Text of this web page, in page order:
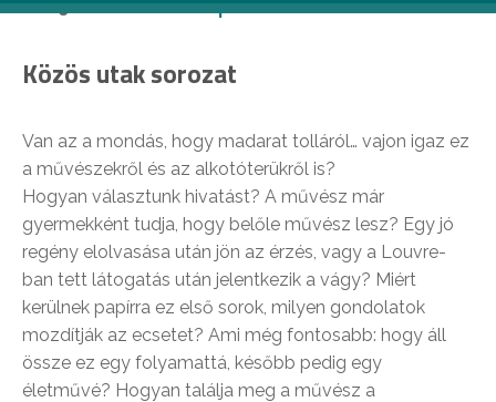
és 23-a között aBudapest Art Weeken.
Közös utak sorozat
Van az a mondás, hogy madarat tolláról… vajon igaz ez
a művészekről és az alkotóterükről is?
Hogyan választunk hivatást? A művész már
gyermekként tudja, hogy belőle művész lesz? Egy jó
regény elolvasása után jön az érzés, vagy a Louvre-
ban tett látogatás után jelentkezik a vágy? Miért
kerülnek papírra ez első sorok, milyen gondolatok
mozdítják az ecsetet? Ami még fontosabb: hogy áll
össze ez egy folyamattá, később pedig egy
életművé? Hogyan találja meg a művész a